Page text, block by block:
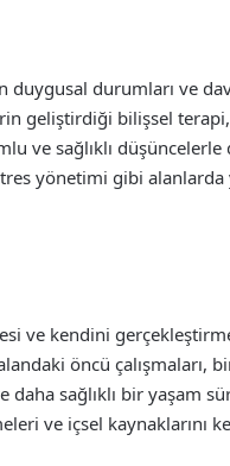
durumları ve
geliştirdiği bilişsel
ve sağlıklı
yönetimi gibi alanlarda
ve kendini
öncü çalışmaları,
sağlıklı bir yaşam
ve içsel kaynaklarını